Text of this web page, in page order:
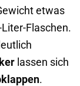
etwas
Flaschen.
lassen sich
.